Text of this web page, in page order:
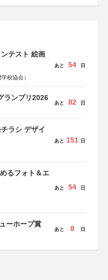
テスト 絵画
校協会）
あと 54 日
ランプリ2026
あと 82 日
ラシ デザイ
あと 151 日
るフォト＆エ
あと 54 日
ーホープ賞
あと 8 日